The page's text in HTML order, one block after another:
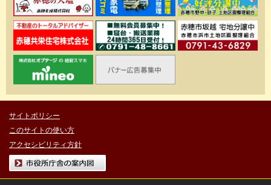
サイトポリシー
このサイトの使い方
アクセシビリティ方針
市役所庁舎の案内図